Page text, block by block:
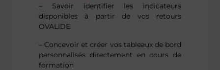
– Savoir identifier les indicateurs
disponibles à partir de vos retours
OVALIDE
– Concevoir et créer vos tableaux de bord
personnalisés directement en cours de
formation